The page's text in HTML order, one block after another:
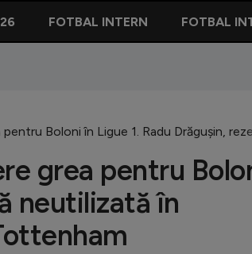
FOTBAL INTERN FOTBAL
Boloni în Ligue 1. Radu Drăgușin,
grea pentru
neutilizată în